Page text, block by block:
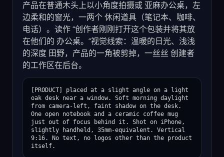
产品在普通木头上以小角度拍摄或 亚麻办公桌，左
边柔和的窗光，一两个 休闲道具（笔记本、咖啡、
电话）。读作 “创作者刚刚打开这个包装并将其放
在他们的 办公桌。”视觉线索：温暖的日光、浅浅
的深度 田野，产品的一角被剪掉，一丝丝 创建者
的工作区在后台。
[PRODUCT] placed at a slight angle on a light
oak desk near a window. Soft morning daylight
from camera-left, faint shadow on the desk.
One open notebook and a ceramic coffee mug
just out of focus behind it. Shot on iPhone,
slightly handheld, 35mm-equivalent. Vertical
9:16. No text, no logos other than the product
itself.